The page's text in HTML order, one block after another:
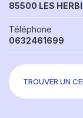
85500 LES
Téléphone
0632461699
TROUVER UN